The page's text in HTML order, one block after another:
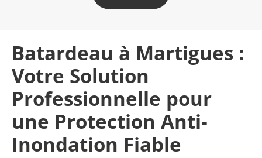
Batardeau à Martigues :
Votre Solution
Professionnelle pour
une Protection Anti-
Inondation Fiable